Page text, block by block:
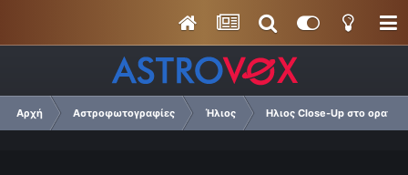
Αρχή Αστροφωτογραφίες Ήλιος Ηλιος Close-Up στο ορατό